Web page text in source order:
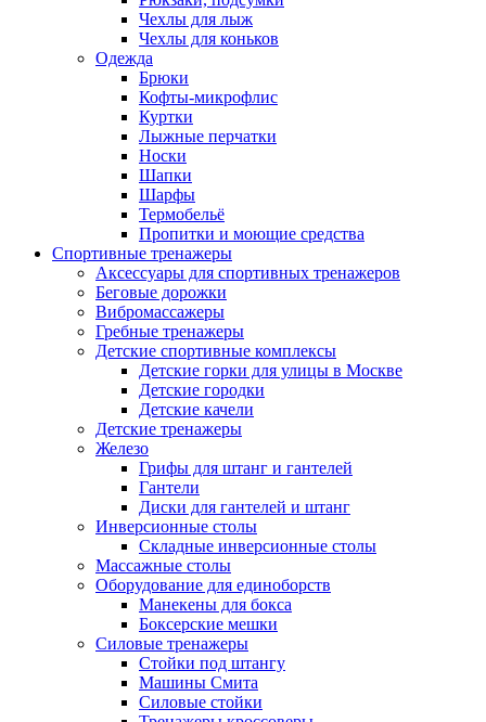
Чехлы для лыж
Чехлы для коньков
Одежда
Брюки
Кофты-микрофлис
Куртки
Лыжные перчатки
Носки
Шапки
Шарфы
Термобельё
Пропитки и моющие средства
Спортивные тренажеры
Аксессуары для спортивных тренажеров
Беговые дорожки
Вибромассажеры
Гребные тренажеры
Детские спортивные комплексы
Детские горки для улицы в Москве
Детские городки
Детские качели
Детские тренажеры
Железо
Грифы для штанг и гантелей
Гантели
Диски для гантелей и штанг
Инверсионные столы
Складные инверсионные столы
Массажные столы
Оборудование для единоборств
Манекены для бокса
Боксерские мешки
Силовые тренажеры
Стойки под штангу
Машины Смита
Силовые стойки